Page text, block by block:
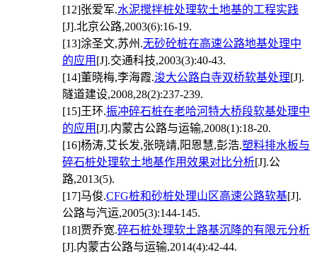
[12]张爱军.水泥搅拌桩处理软土地基的工程实践
[J].北京公路,2003(6):16-19.
[13]涂圣文,苏州.无砂砼桩在高速公路地基处理中
的应用 [J].交通科技,2003(3):40-43.
[14]董晓梅,李海霞.浚大公路白寺双桥软基处理[J].
隧道建设,2008,28(2):237-239.
[15]王环.振冲碎石桩在老哈河特大桥段软基处理中
的应用 [J].内蒙古公路与运输,2008(1):18-20.
[16]杨涛,艾长发,张晓靖,阳恩慧,彭浩.塑料排水板与
碎石桩处理软土地基作用效果对比分析[J].公
路,2013(5).
[17]马俊.CFG桩和砂桩处理山区高速公路软基[J].
公路与汽运,2005(3):144-145.
[18]贾乔宽.碎石桩处理软土路基沉降的有限元分析
[J].内蒙古公路与运输,2014(4):42-44.